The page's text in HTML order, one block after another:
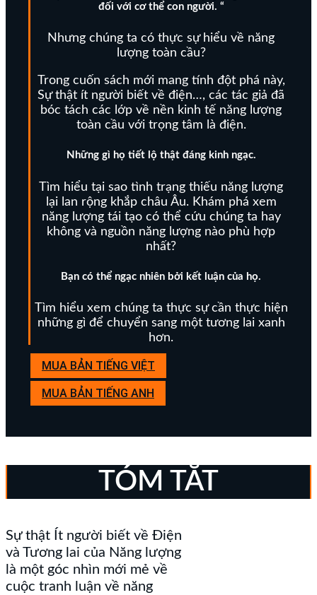
đối với cơ thể con người. “
Nhưng chúng ta có thực sự hiểu về năng
lượng toàn cầu?
Trong cuốn sách mới mang tính đột phá này,
Sự thật ít người biết về điện…, các tác giả đã
bóc tách các lớp về nền kinh tế năng lượng
toàn cầu với trọng tâm là điện.
Những gì họ tiết lộ thật đáng kinh ngạc.
Tìm hiểu tại sao tình trạng thiếu năng lượng
lại lan rộng khắp châu Âu. Khám phá xem
năng lượng tái tạo có thể cứu chúng ta hay
không và nguồn năng lượng nào phù hợp
nhất?
Bạn có thể ngạc nhiên bởi kết luận của họ.
Tìm hiểu xem chúng ta thực sự cần thực hiện
những gì để chuyển sang một tương lai xanh
hơn.
MUA BẢN TIẾNG VIỆT
MUA BẢN TIẾNG ANH
TÓM TẮT
Sự thật Ít người biết về Điện
và Tương lai của Năng lượng
là một góc nhìn mới mẻ về
cuộc tranh luận về năng